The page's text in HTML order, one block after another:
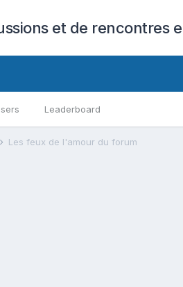
et de rencontres
Leaderboard
Les feux de l'amour du forum